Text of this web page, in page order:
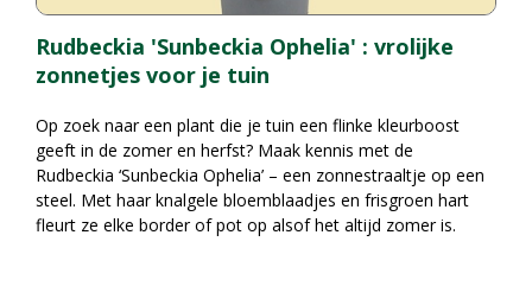
Rudbeckia 'Sunbeckia Ophelia' : vrolijke
zonnetjes voor je tuin
Op zoek naar een plant die je tuin een flinke kleurboost
geeft in de zomer en herfst? Maak kennis met de
Rudbeckia ‘Sunbeckia Ophelia’ – een zonnestraaltje op een
steel. Met haar knalgele bloemblaadjes en frisgroen hart
fleurt ze elke border of pot op alsof het altijd zomer is.